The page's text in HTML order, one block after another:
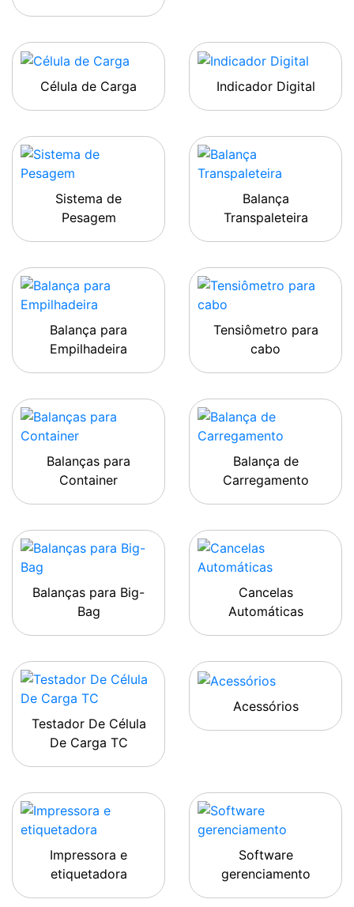
Célula de Carga Indicador Digital
Sistema de
Pesagem
Balança
Transpaleteira
Balança para
Empilhadeira
Tensiômetro para
cabo
Balanças para
Container
Balança de
Carregamento
Balanças para Big-
Bag
Cancelas
Automáticas
Testador De Célula
De Carga TC
Acessórios
Impressora e
etiquetadora
Software
gerenciamento